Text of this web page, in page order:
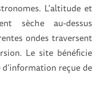
L’altitude et
sèche au-dessus
ondes traversent
Le site bénéficie
reçue de